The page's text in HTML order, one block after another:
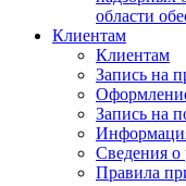
области
Клиентам
Клиентам
Запись на
Запись на
Сведения о
Правила